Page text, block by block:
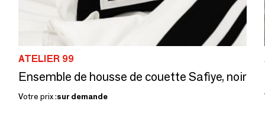
ATELIER 99
Ensemble de housse de couette Safiye, noir
Votre prix :sur demande